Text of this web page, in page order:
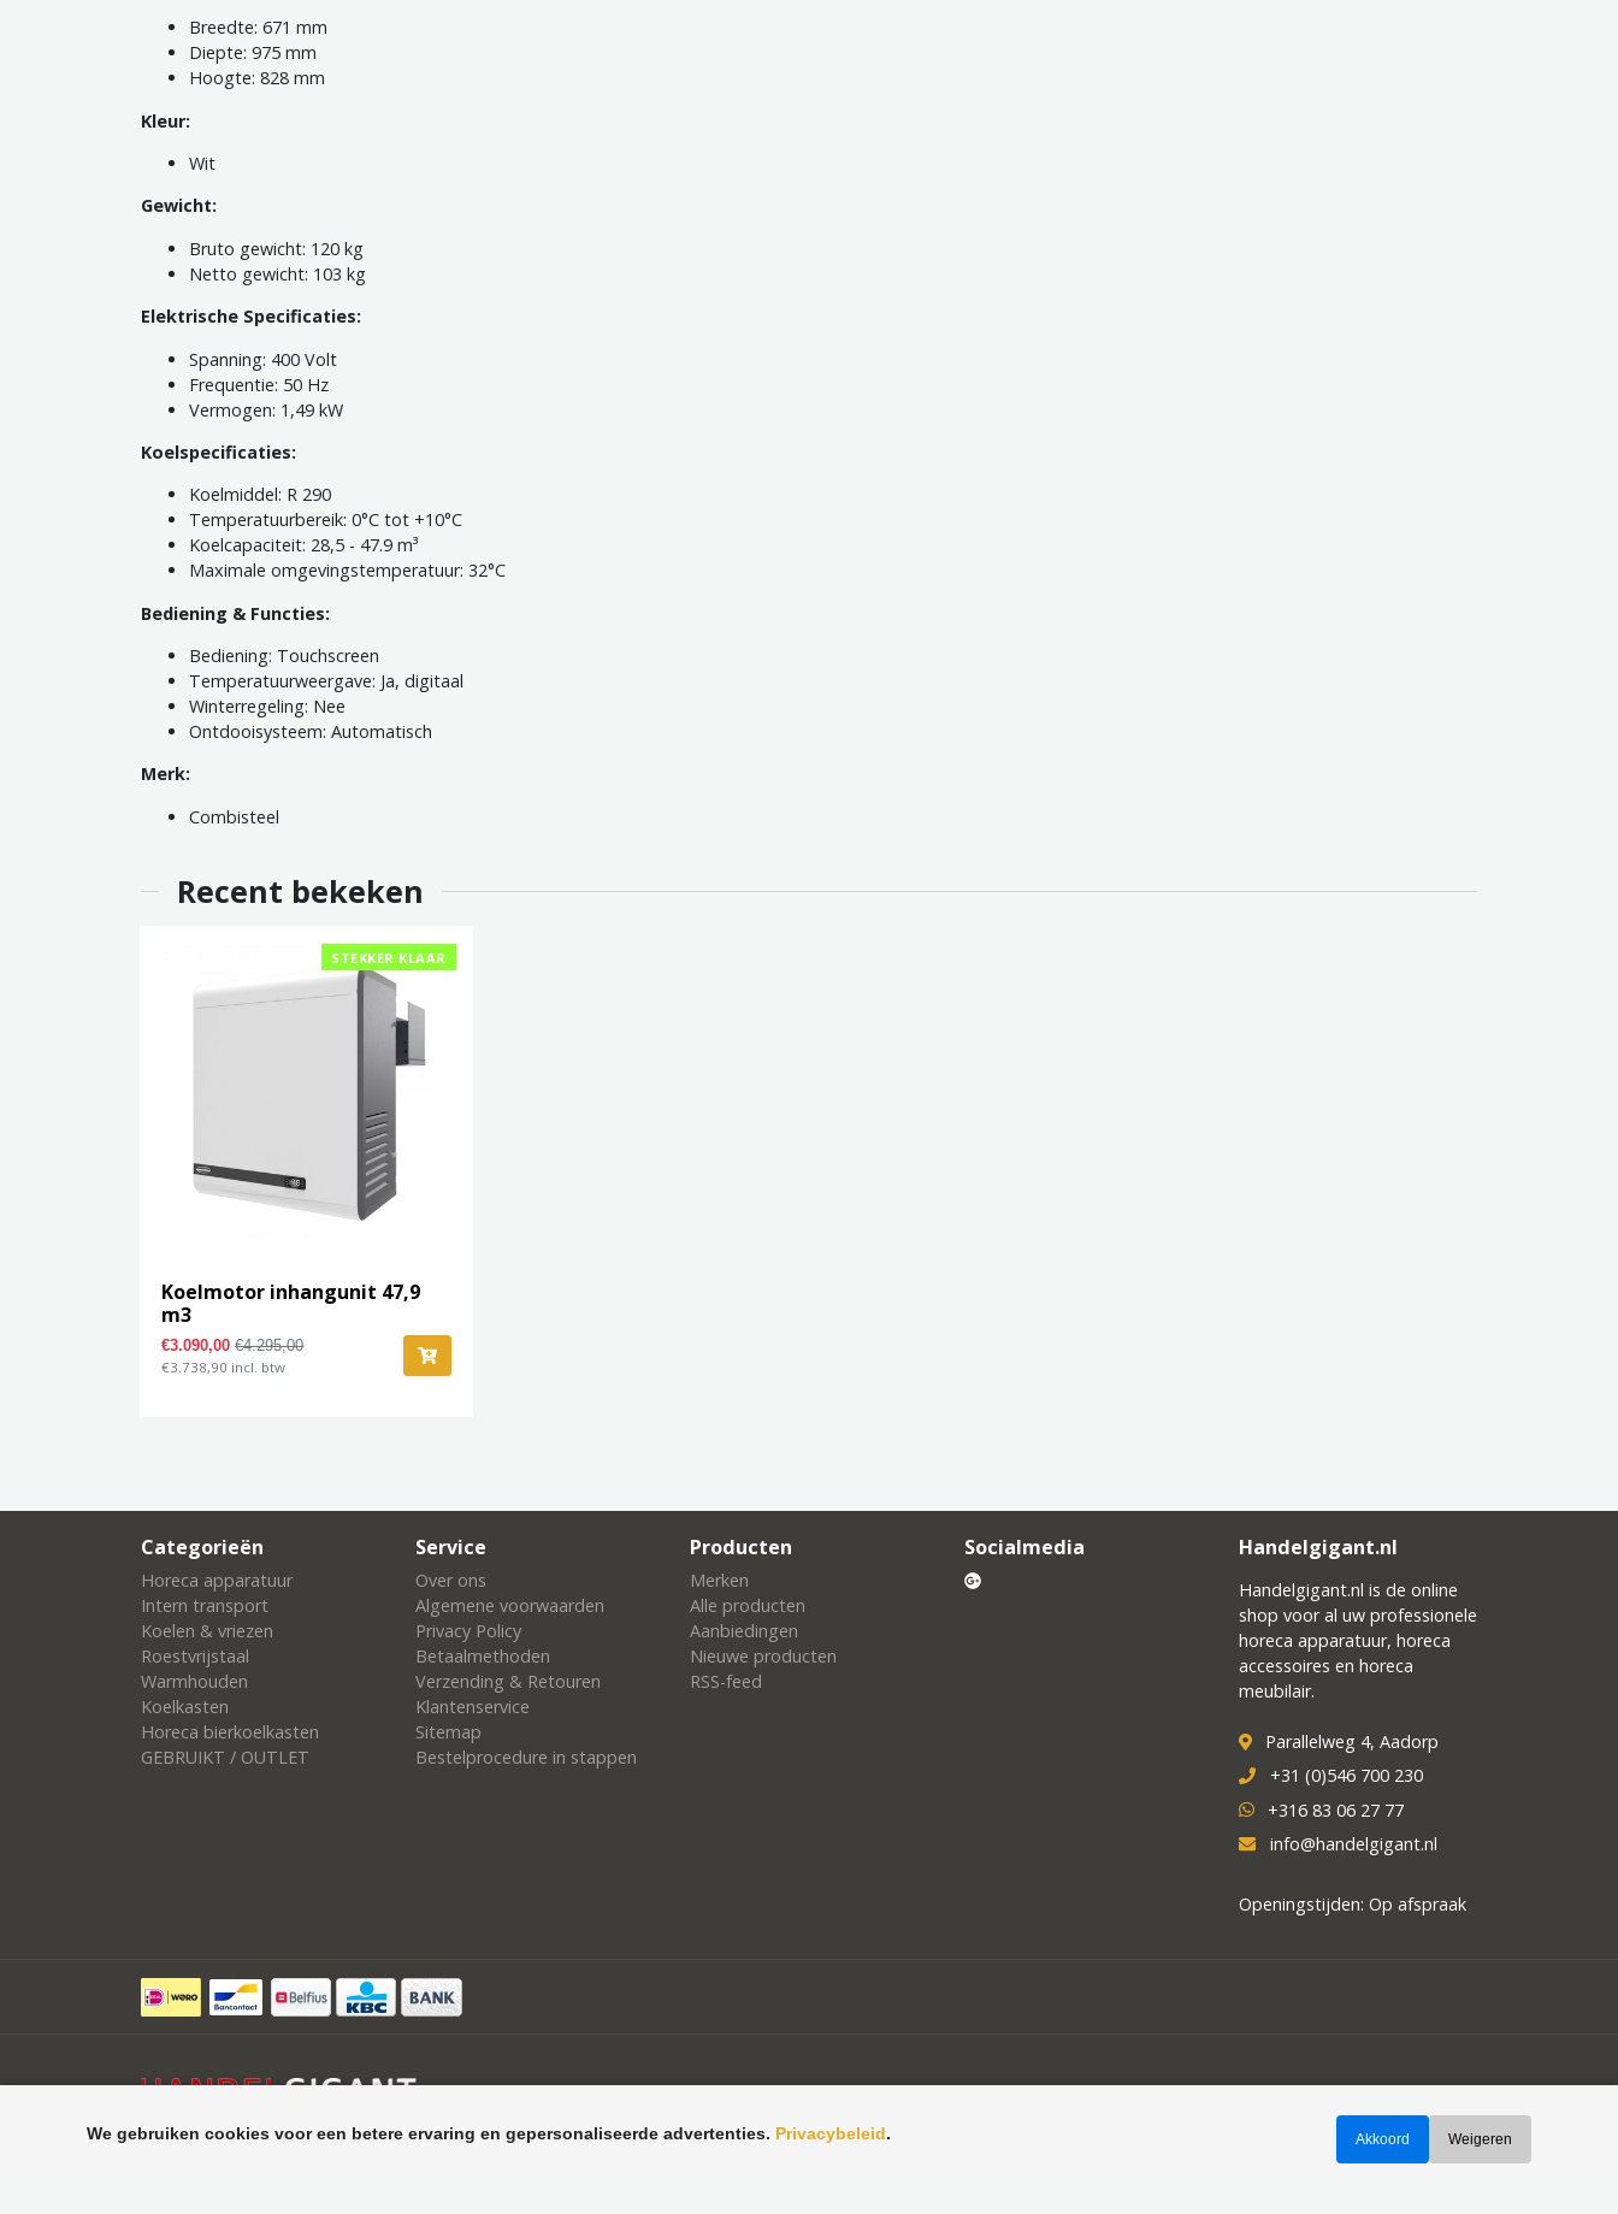
We gebruiken cookies voor een betere ervaring en gepersonaliseerde advertenties. Privacybeleid. Akkoord Weigeren
Breedte: 671 mm
Diepte: 975 mm
Hoogte: 828 mm
Kleur:
Wit
Gewicht:
Bruto gewicht: 120 kg
Netto gewicht: 103 kg
Elektrische Specificaties:
Spanning: 400 Volt
Frequentie: 50 Hz
Vermogen: 1,49 kW
Koelspecificaties:
Koelmiddel: R 290
Temperatuurbereik: 0°C tot +10°C
Koelcapaciteit: 28,5 - 47.9 m³
Maximale omgevingstemperatuur: 32°C
Bediening & Functies:
Bediening: Touchscreen
Temperatuurweergave: Ja, digitaal
Winterregeling: Nee
Ontdooisysteem: Automatisch
Merk:
Combisteel
Recent bekeken
STEKKER KLAAR
Koelmotor inhangunit 47,9
m3
€3.090,00€4.295,00
€3.738,90 incl. btw
Categorieën
Horeca apparatuur
Intern transport
Koelen & vriezen
Roestvrijstaal
Warmhouden
Koelkasten
Horeca bierkoelkasten
GEBRUIKT / OUTLET
Service
Over ons
Algemene voorwaarden
Privacy Policy
Betaalmethoden
Verzending & Retouren
Klantenservice
Sitemap
Bestelprocedure in stappen
Producten
Merken
Alle producten
Aanbiedingen
Nieuwe producten
RSS-feed
Socialmedia Handelgigant.nl
Handelgigant.nl is de online
shop voor al uw professionele
horeca apparatuur, horeca
accessoires en horeca
meubilair.
Parallelweg 4, Aadorp
+31 (0)546 700 230
+316 83 06 27 77
info@handelgigant.nl
Openingstijden: Op afspraak